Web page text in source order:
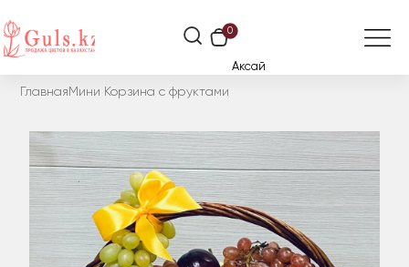
0
Аксай
Главная Мини Корзина с фруктами